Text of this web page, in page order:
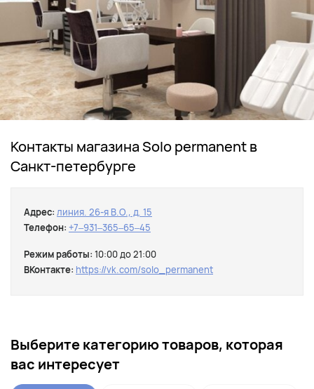
Контакты магазина Solo permanent в
Санкт-петербурге
Адрес: линия. 26-я В.О., д. 15
Телефон: +7‒931‒365‒65‒45
Режим работы: 10:00 до 21:00
ВКонтакте: https://vk.com/solo_permanent
Выберите категорию товаров, которая
вас интересует